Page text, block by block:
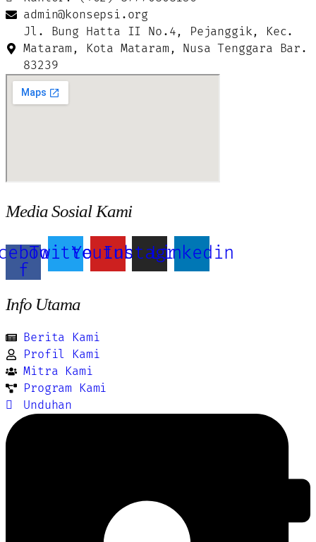
admin@konsepsi.org
Jl. Bung Hatta II No.4, Pejanggik, Kec.
Mataram, Kota Mataram, Nusa Tenggara Bar.
83239
Media Sosial Kami
f
TwitterYoutube
Instagram
Linkedin
Info Utama
Berita Kami
Profil Kami
Mitra Kami
Program Kami
Unduhan